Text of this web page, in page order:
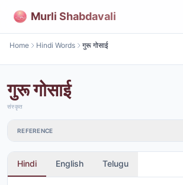
Murli Shabdavali
Home Hindi Words गुरू गोसाई
गुरू गोसाई
संस्कृत
REFERENCE
Hindi English Telugu